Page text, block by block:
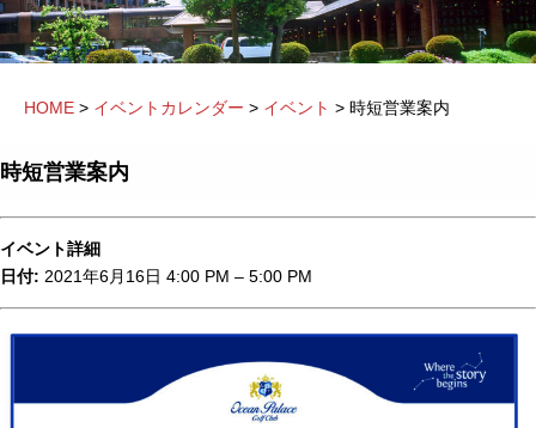
HOME > イベントカレンダー > イベント > 時短営業案内
時短営業案内
イベント詳細
日付: 2021年6月16日 4:00 PM – 5:00 PM